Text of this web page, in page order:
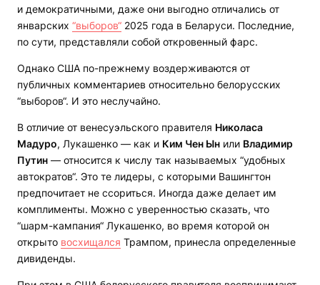
и демократичными, даже они выгодно отличались от
январских “выборов“ 2025 года в Беларуси. Последние,
по сути, представляли собой откровенный фарс.
Однако США по-прежнему воздерживаются от
публичных комментариев относительно белорусских
“выборов“. И это неслучайно.
В отличие от венесуэльского правителя Николаса
Мадуро, Лукашенко — как и Ким Чен Ын или Владимир
Путин — относится к числу так называемых “удобных
автократов“. Это те лидеры, с которыми Вашингтон
предпочитает не ссориться. Иногда даже делает им
комплименты. Можно с уверенностью сказать, что
“шарм-кампания“ Лукашенко, во время которой он
открыто восхищался Трампом, принесла определенные
дивиденды.